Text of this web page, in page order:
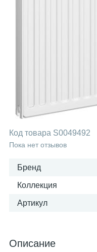
Код товара S0049492
Пока нет отзывов
Бренд
Коллекция
Артикул
Описание